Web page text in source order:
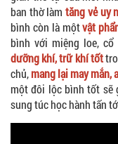
ban thờ làmtăng vẻ uy
bình còn là mộtvật
bình với miệng loe,
dưỡng khí, trữ khí tốt
chủ,mang lại may mắn,
một đôi lộc bình tốt sẽ
sung túc học hành tấn